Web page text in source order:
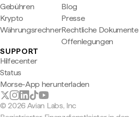
Gebühren
Krypto
Währungsrechner
Blog
Presse
Rechtliche Dokumente
Offenlegungen
SUPPORT
Hilfecenter
Status
Morse-App herunterladen
© 2026 Avian Labs, Inc